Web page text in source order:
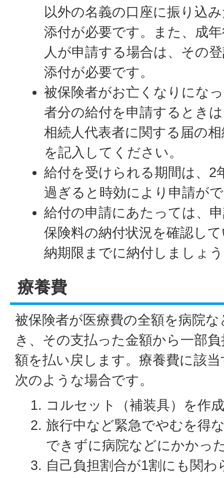
以外の名義の口座に振り込
添付が必要です。また、成
人が申請する場合は、その
添付が必要です。
被保険者がお亡くなりにな
者分の給付を申請するとき
相続人代表者に関する届の
を記入してください。
給付を受けられる期間は、2
過ぎると時効により申請が
給付の申請にあたっては、
保険料の納付状況を確認し
納期限までに納付しましょ
療養費
被保険者が医療費の全額を病院
き、その支払った金額から一部
額を払い戻します。療養費に該
次のような場合です。
コルセット（補装具）を作
旅行中など緊急でやむを得
できずに病院などにかかっ
自己負担割合が1割にも関